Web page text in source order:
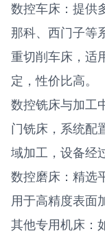
数控车床：提供
那科、西门子等
重切削车床，适
定，性价比高。
数控铣床与加工
门铣床，系统配
域加工，设备经
数控磨床：精选
用于高精度表面
其他专用机床：